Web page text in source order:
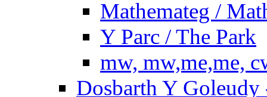
Mathemateg /
Y Parc / The Park
mw, mw,me,me,
Dosbarth Y